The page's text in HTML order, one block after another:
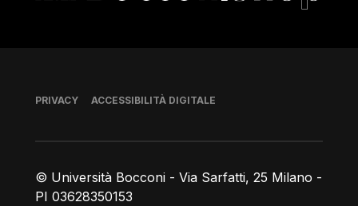
© Università Bocconi - Via Sarfatti, 25 Milano -
PI 03628350153
Piè di pagina
PRIVACY ACCESSIBILITÀ DIGITALE